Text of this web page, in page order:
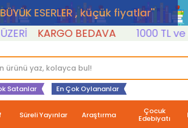
ESERLER , küçük fiyatlar''
KARGO BEDAVA 1000 TL ve
Satanlar En Çok Oylananlar
Süreli Yayınlar Araştırma Çocuk
Edebiyatı